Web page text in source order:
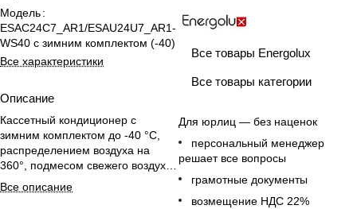
Модель:
ESAC24C7_AR1/ESAU24U7_AR1-
WS40 с зимним комплектом (-40)
Все характеристики
Описание
Кассетный кондиционер с
зимним комплектом до -40 °C,
распределением воздуха на
360°, подмесом свежего воздуха
и панелью в комплекте.
Все описание
Все товары Energolux
Все товары категории
Для юрлиц — без наценок
персональный менеджер
решает все вопросы
грамотные документы
возмещение НДС 22%